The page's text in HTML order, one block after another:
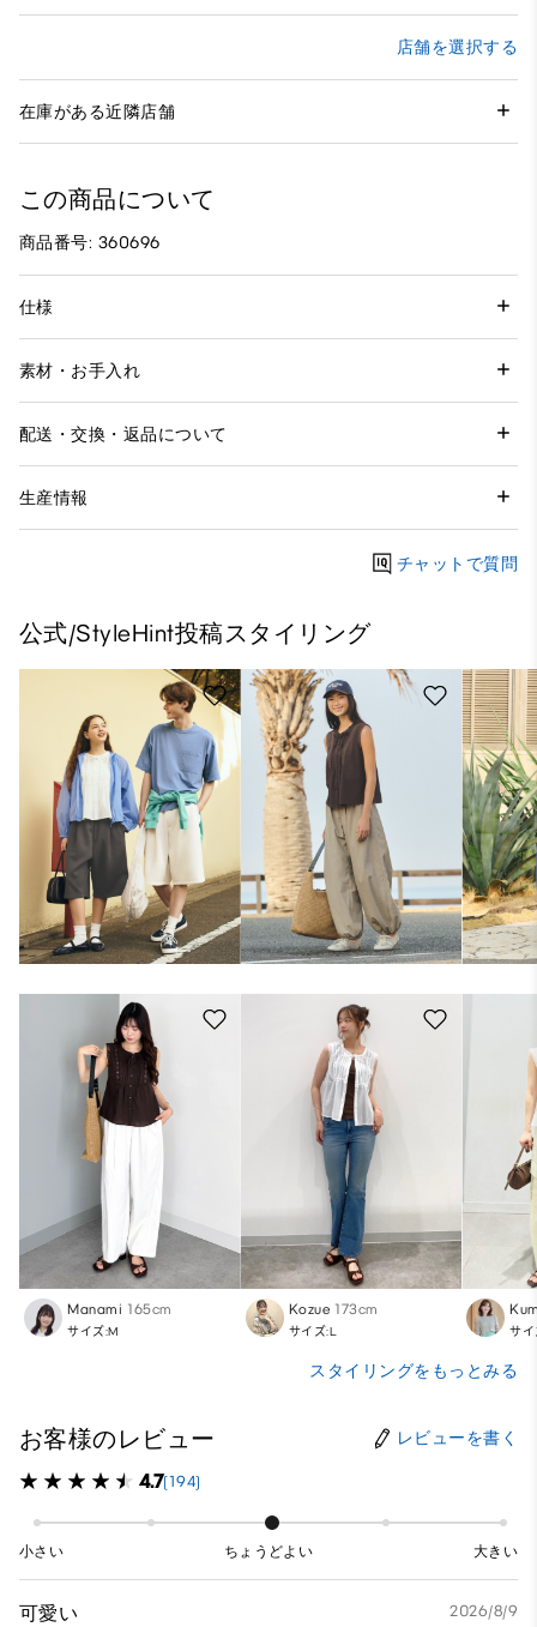
店舗を選択する
在庫がある近隣店舗
この商品について
商品番号: 360696
仕様
素材・お手入れ
配送・交換・返品について
生産情報
チャットで質問
公式/StyleHint投稿スタイリング
Manami 165cm
サイズ:M
Kozue 173cm
サイズ:L サ
スタイリングをもっとみる
お客様のレビュー レビューを書く
4.7(194)
小さい ちょうどよい 大きい
可愛い 2026/8/9